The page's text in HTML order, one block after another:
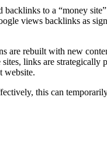
to a “money
views backlinks as
are rebuilt with new
links are strategically
website.
this can